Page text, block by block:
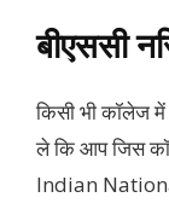
बीएससी
किसी भी कॉलेज
ले कि आप जिस
Indian